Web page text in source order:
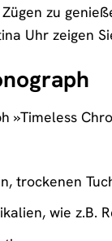
zu
Uhr zeigen
»Timeless
trockenen
wie z.B.